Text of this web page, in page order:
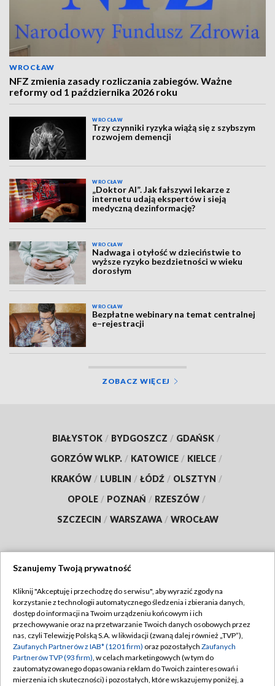
WROCŁAW
NFZ zmienia zasady rozliczania zabiegów. Ważne
reformy od 1 października 2026 roku
WROCŁAW
Trzy czynniki ryzyka wiążą się z szybszym
rozwojem demencji
WROCŁAW
„Doktor AI”. Jak fałszywi lekarze z
internetu udają ekspertów i sieją
medyczną dezinformację?
WROCŁAW
Nadwaga i otyłość w dzieciństwie to
wyższe ryzyko bezdzietności w wieku
dorosłym
WROCŁAW
Bezpłatne webinary na temat centralnej
e–rejestracji
ZOBACZ WIĘCEJ
BIAŁYSTOK / BYDGOSZCZ / GDAŃSK /
GORZÓW WLKP. / KATOWICE / KIELCE /
KRAKÓW / LUBLIN / ŁÓDŹ / OLSZTYN /
OPOLE / POZNAŃ / RZESZÓW /
SZCZECIN / WARSZAWA / WROCŁAW
TVP
Abonament TVP
Emisja w TVP
Centrum informacji TVP
Regulamin TVP
Polityka prywatności
Moje zgody
Szanujemy Twoją prywatność
Kliknij "Akceptuję i przechodzę do serwisu", aby wyrazić zgody na
korzystanie z technologii automatycznego śledzenia i zbierania danych,
dostęp do informacji na Twoim urządzeniu końcowym i ich
przechowywanie oraz na przetwarzanie Twoich danych osobowych przez
nas, czyli Telewizję Polską S.A. w likwidacji (zwaną dalej również „TVP”),
Zaufanych Partnerów z IAB* (1201 firm) oraz pozostałych Zaufanych
Partnerów TVP (93 firm), w celach marketingowych (w tym do
zautomatyzowanego dopasowania reklam do Twoich zainteresowań i
mierzenia ich skuteczności) i pozostałych, które wskazujemy poniżej, a